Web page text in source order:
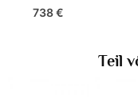
738 €
Teil